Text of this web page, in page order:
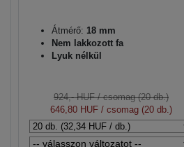
Átmérő: 18 mm
Nem lakkozott fa
Lyuk nélkül
924,- HUF/ csomag (20 db.)
646,80 HUF/ csomag (20 db.)